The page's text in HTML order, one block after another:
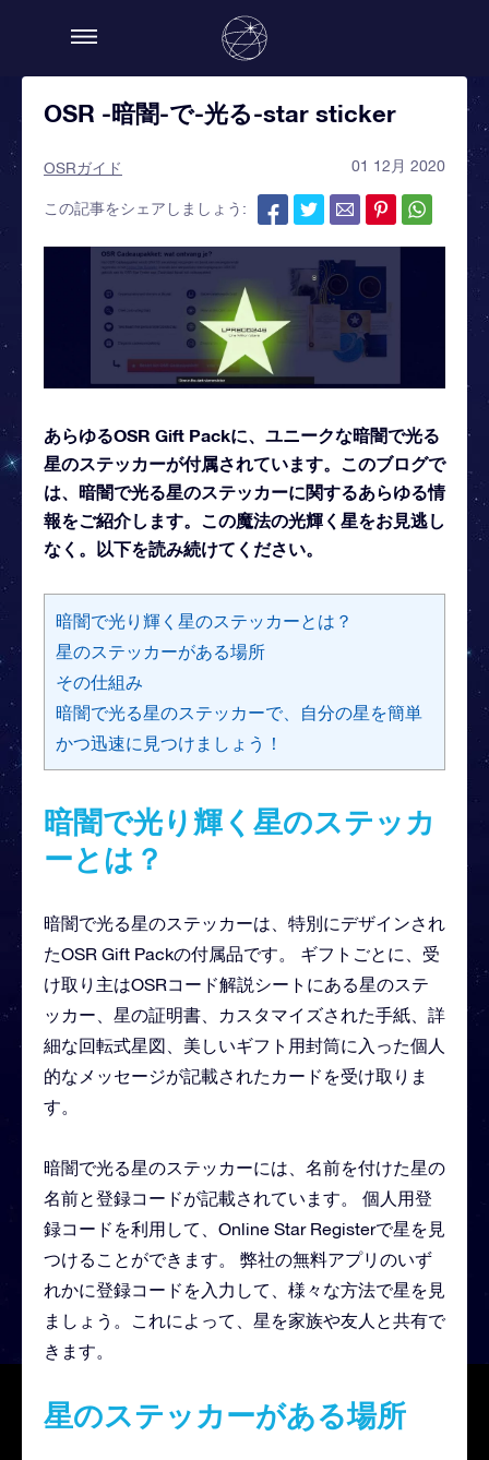
OSR -暗闇-で-光る-star sticker
OSRガイド 01 12月 2020
この記事をシェアしましょう:
あらゆるOSR Gift Packに、ユニークな暗闇で光る
星のステッカーが付属されています。このブログで
は、暗闇で光る星のステッカーに関するあらゆる情
報をご紹介します。この魔法の光輝く星をお見逃し
なく。以下を読み続けてください。
暗闇で光り輝く星のステッカーとは？
星のステッカーがある場所
その仕組み
暗闇で光る星のステッカーで、自分の星を簡単
かつ迅速に見つけましょう！
暗闇で光り輝く星のステッカ
ーとは？
暗闇で光る星のステッカーは、特別にデザインされ
たOSR Gift Packの付属品です。 ギフトごとに、受
け取り主はOSRコード解説シートにある星のステ
ッカー、星の証明書、カスタマイズされた手紙、詳
細な回転式星図、美しいギフト用封筒に入った個人
的なメッセージが記載されたカードを受け取りま
す。
暗闇で光る星のステッカーには、名前を付けた星の
名前と登録コードが記載されています。 個人用登
録コードを利用して、Online Star Registerで星を見
つけることができます。 弊社の無料アプリのいず
れかに登録コードを入力して、様々な方法で星を見
ましょう。これによって、星を家族や友人と共有で
きます。
星のステッカーがある場所